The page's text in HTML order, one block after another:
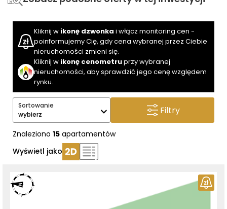
Kliknij w ikonę dzwonka i włącz monitoring cen -
poinformujemy Cię, gdy cena wybranej przez Ciebie
nieruchomości zmieni się.
Kliknij w ikonę cenometruprzy wybranej
nieruchomości, aby sprawdzić jego cenę względem
rynku.
Filtry
Sortowanie
wybierz
Znaleziono 15 apartamentów
Wyświetl jako